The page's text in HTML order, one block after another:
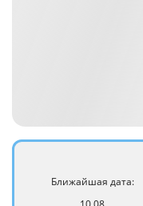
Ближайшая дата: